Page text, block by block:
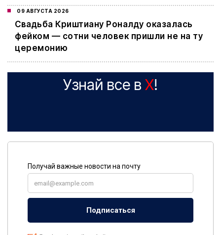
09 АВГУСТА 2026
Свадьба Криштиану Роналду оказалась
фейком — сотни человек пришли не на ту
церемонию
Узнай все в X!